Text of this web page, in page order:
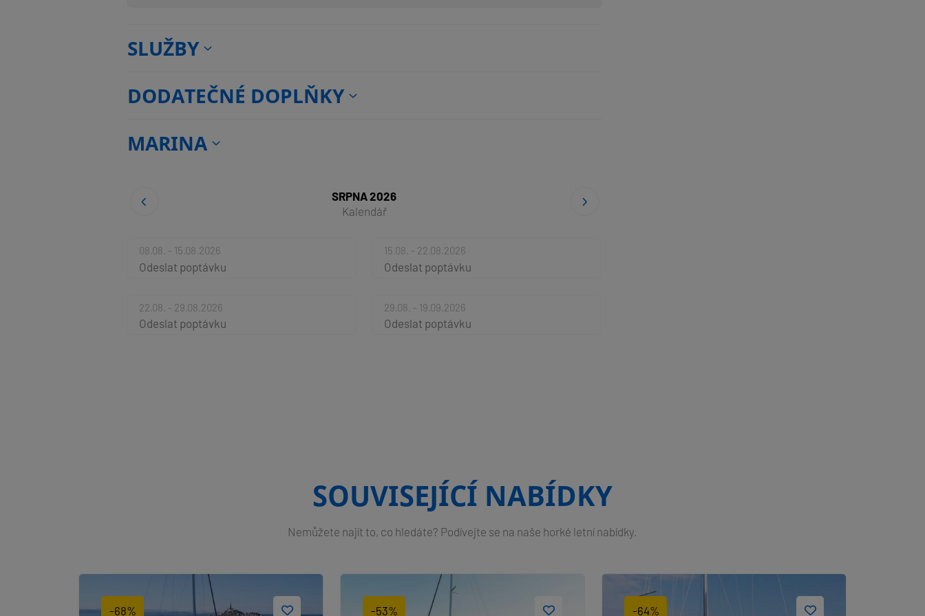
SLUŽBY
DODATEČNÉ DOPLŇKY
MARINA
SRPNA 2026
Kalendář
08.08. - 15.08.2026
Odeslat poptávku
15.08. - 22.08.2026
Odeslat poptávku
22.08. - 29.08.2026
Odeslat poptávku
29.08. - 19.09.2026
Odeslat poptávku
SOUVISEJÍCÍ NABÍDKY
Nemůžete najít to, co hledáte? Podívejte se na naše horké letní nabídky.
-68% -53% -64%